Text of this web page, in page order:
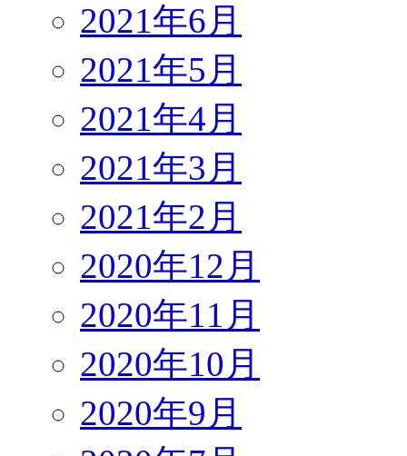
2021年6月
2021年5月
2021年4月
2021年3月
2021年2月
2020年12月
2020年11月
2020年10月
2020年9月